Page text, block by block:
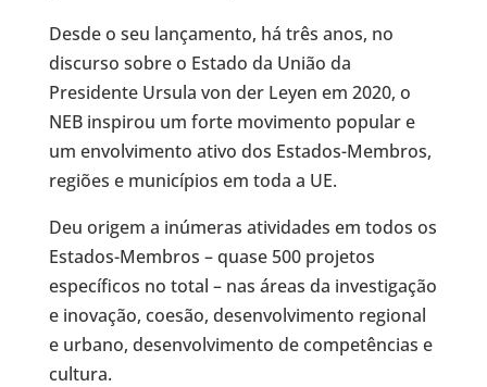
Desde o seu lançamento, há três anos, no
discurso sobre o Estado da União da
Presidente Ursula von der Leyen em 2020, o
NEB inspirou um forte movimento popular e
um envolvimento ativo dos Estados-Membros,
regiões e municípios em toda a UE.
Deu origem a inúmeras atividades em todos os
Estados-Membros – quase 500 projetos
específicos no total – nas áreas da investigação
e inovação, coesão, desenvolvimento regional
e urbano, desenvolvimento de competências e
cultura.